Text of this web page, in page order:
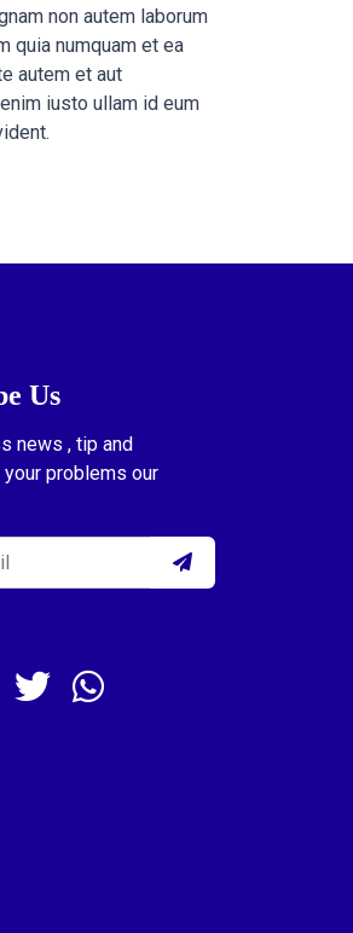
non autem laborum
quia numquam et ea
autem et aut
iusto ullam id eum
Us
news , tip and
problems our